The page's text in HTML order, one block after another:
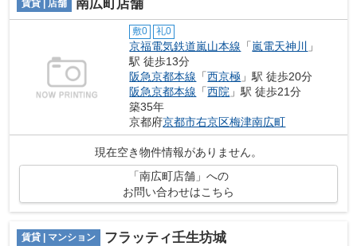
賃貸 | 店舗 南広町店舗
敷0 礼0
京福電気鉄道嵐山本線 「嵐電天神川
」
駅 徒歩13分
阪急京都本線 「西京極 」駅 徒歩20分
阪急京都本線 「西院 」駅 徒歩21分
築35年
京都府京都市右京区梅津南広町
現在空き物件情報がありません。
「南広町店舗」への
お問い合わせはこちら
賃貸 | マンション フラッティ壬生坊城